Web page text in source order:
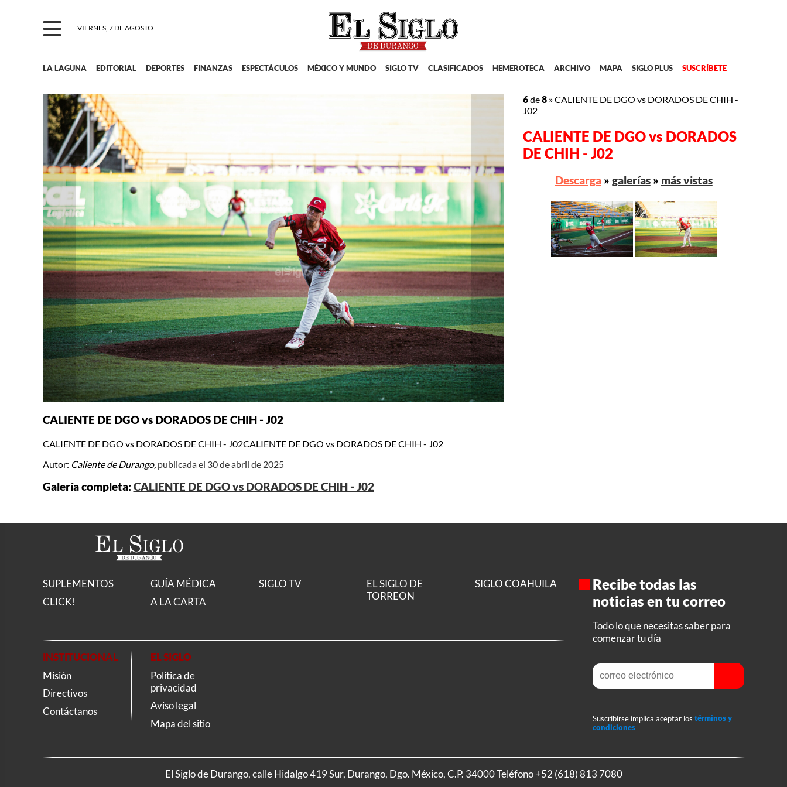
VIERNES, 7 DE AGOSTO
LA LAGUNA EDITORIAL DEPORTES FINANZAS ESPECTÁCULOS MÉXICO Y MUNDO SIGLO TV CLASIFICADOS HEMEROTECA ARCHIVO MAPA SIGLO PLUS SUSCRÍBETE
CALIENTE DE DGO vs DORADOS DE CHIH - J02
CALIENTE DE DGO vs DORADOS DE CHIH - J02CALIENTE DE DGO vs DORADOS DE CHIH - J02
Autor: Caliente de Durango, publicada el 30 de abril de 2025
Galería completa:CALIENTE DE DGO vs DORADOS DE CHIH - J02
6de8 »CALIENTE DE DGO vs DORADOS DE CHIH -
J02
CALIENTE DE DGO vs DORADOS
DE CHIH - J02
Descarga» galerías» más vistas
SUPLEMENTOS
CLICK!
GUÍA MÉDICA
A LA CARTA
SIGLO TV
EL SIGLO DE
TORREON
SIGLO COAHUILA
INSTITUCIONAL
Misión
Directivos
Contáctanos
EL SIGLO
Política de
privacidad
Aviso legal
Mapa del sitio
Recibe todas las
noticias en tu correo
Todo lo que necesitas saber para
comenzar tu día
Suscribirse implica aceptar los términos y
condiciones
El Siglo de Durango, calle Hidalgo 419 Sur, Durango, Dgo. México, C.P. 34000 Teléfono+52 (618) 813 7080